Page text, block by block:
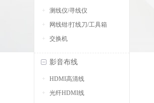
测线仪/寻线仪
网线钳/打线刀/工具箱
交换机
影音布线
HDMI高清线
光纤HDMI线